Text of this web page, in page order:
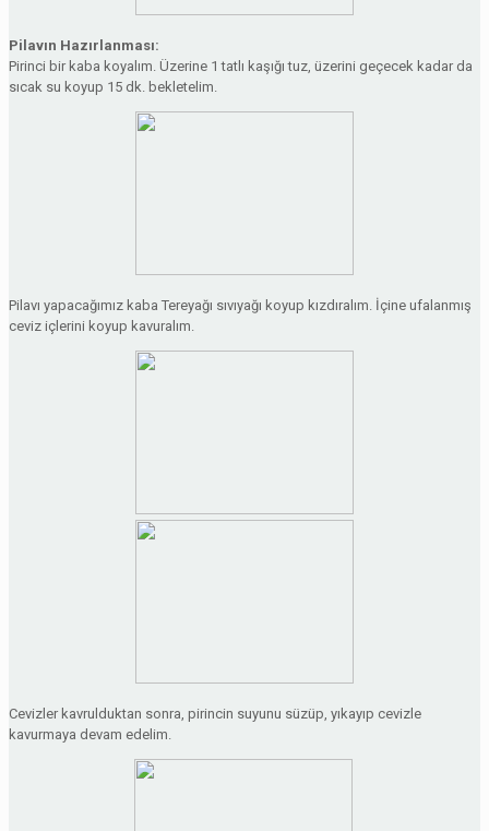
Pilavın Hazırlanması:
Pirinci bir kaba koyalım. Üzerine 1 tatlı kaşığı tuz, üzerini geçecek kadar da
sıcak su koyup 15 dk. bekletelim.
Pilavı yapacağımız kaba Tereyağı sıvıyağı koyup kızdıralım. İçine ufalanmış
ceviz içlerini koyup kavuralım.
Cevizler kavrulduktan sonra, pirincin suyunu süzüp, yıkayıp cevizle
kavurmaya devam edelim.